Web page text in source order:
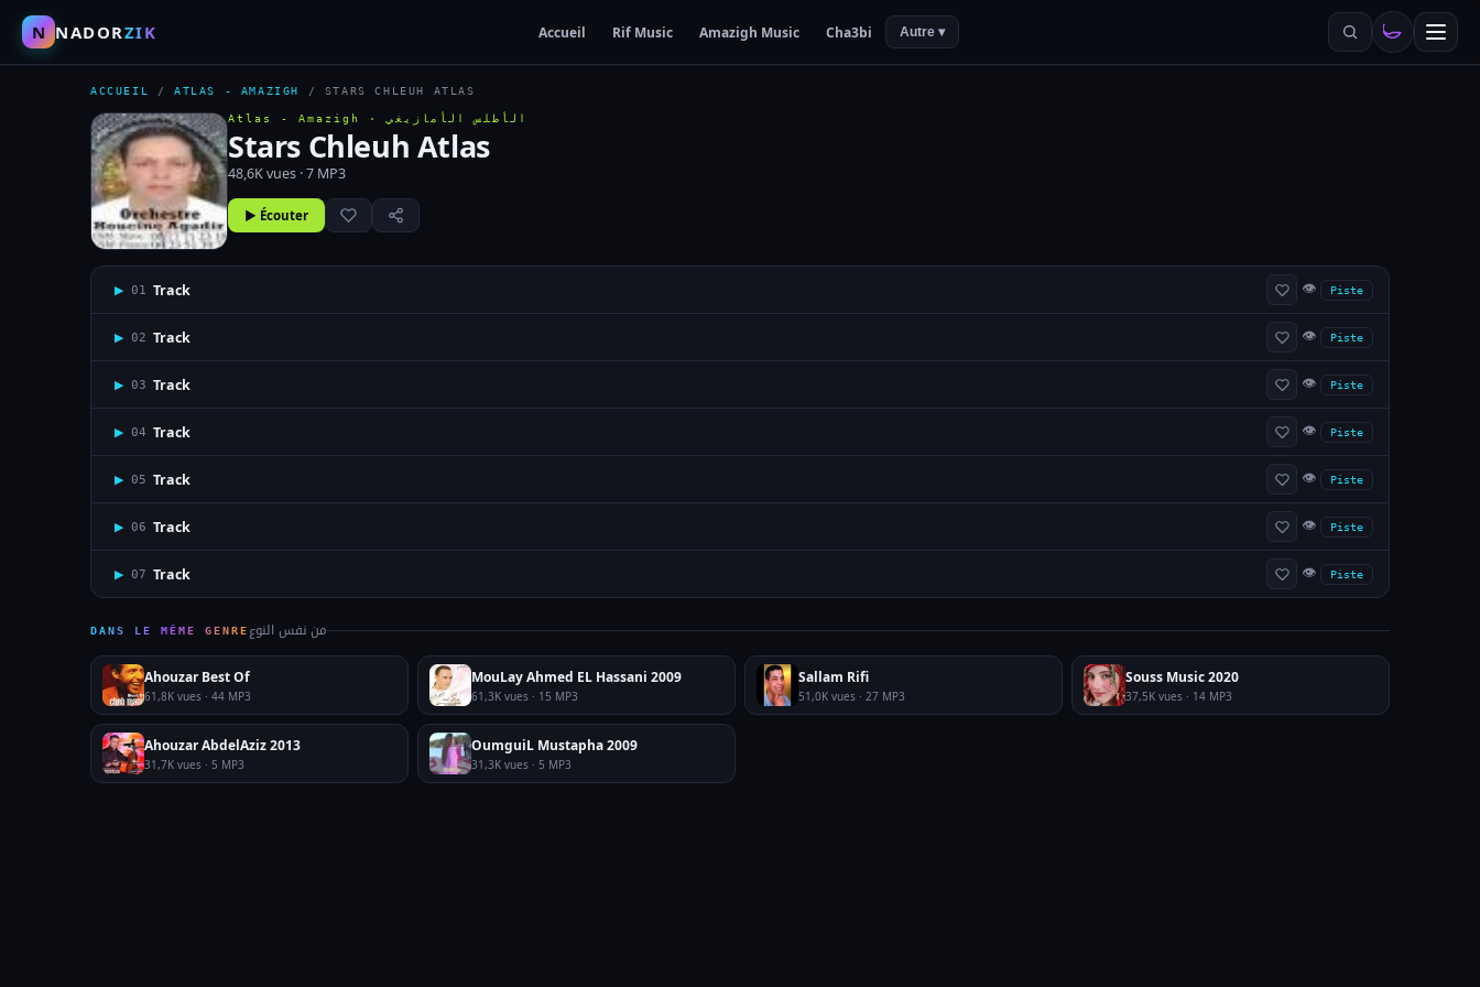
N NADORZIK Accueil Rif Music Amazigh Music Cha3bi Autre ▾
ACCUEIL /ATLAS - AMAZIGH / STARS CHLEUH ATLAS
Atlas - Amazigh · الأطلس الأمازيغي
Stars Chleuh Atlas
48,6K vues · 7 MP3
▶ Écouter
▶ 01 Track 👁 Piste
▶ 02 Track 👁 Piste
▶ 03 Track 👁 Piste
▶ 04 Track 👁 Piste
▶ 05 Track 👁 Piste
▶ 06 Track 👁 Piste
▶ 07 Track 👁 Piste
DANS LE MÊME GENRE من نفس النوع
Ahouzar Best Of
61,8K vues · 44 MP3
MouLay Ahmed EL Hassani 2009
61,3K vues · 15 MP3
Sallam Rifi
51,0K vues · 27 MP3
Souss Music 2020
37,5K vues · 14 MP3
Ahouzar AbdelAziz 2013
31,7K vues · 5 MP3
OumguiL Mustapha 2009
31,3K vues · 5 MP3